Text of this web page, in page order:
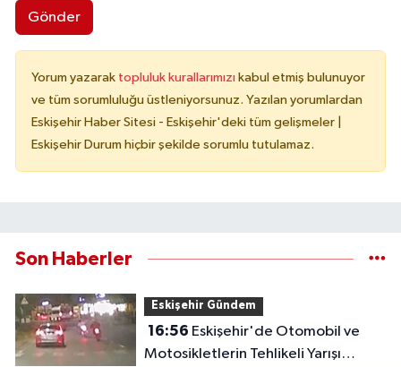
Gönder
Yorum yazarak topluluk kurallarımızı kabul etmiş bulunuyor
ve tüm sorumluluğu üstleniyorsunuz. Yazılan yorumlardan
Eskişehir Haber Sitesi - Eskişehir'deki tüm gelişmeler |
Eskişehir Durum hiçbir şekilde sorumlu tutulamaz.
Son Haberler
Eskişehir Gündem
16:56
Motosikletlerin Tehlikeli Yarışı